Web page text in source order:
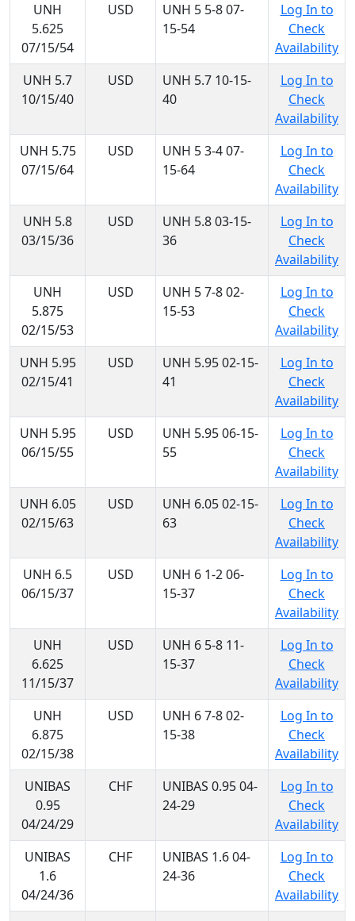
UNH
5.625
07/15/54
USD
UNH 5 5-8 07-
15-54
Log In to
Check
Availability
UNH 5.7
10/15/40
USD
UNH 5.7 10-15-
40
Log In to
Check
Availability
UNH 5.75
07/15/64
USD
UNH 5 3-4 07-
15-64
Log In to
Check
Availability
UNH 5.8
03/15/36
USD
UNH 5.8 03-15-
36
Log In to
Check
Availability
UNH
5.875
02/15/53
USD
UNH 5 7-8 02-
15-53
Log In to
Check
Availability
UNH 5.95
02/15/41
USD
UNH 5.95 02-15-
41
Log In to
Check
Availability
UNH 5.95
06/15/55
USD
UNH 5.95 06-15-
55
Log In to
Check
Availability
UNH 6.05
02/15/63
USD
UNH 6.05 02-15-
63
Log In to
Check
Availability
UNH 6.5
06/15/37
USD
UNH 6 1-2 06-
15-37
Log In to
Check
Availability
UNH
6.625
11/15/37
USD
UNH 6 5-8 11-
15-37
Log In to
Check
Availability
UNH
6.875
02/15/38
USD
UNH 6 7-8 02-
15-38
Log In to
Check
Availability
UNIBAS
0.95
04/24/29
CHF
UNIBAS 0.95 04-
24-29
Log In to
Check
Availability
UNIBAS
1.6
04/24/36
CHF
UNIBAS 1.6 04-
24-36
Log In to
Check
Availability